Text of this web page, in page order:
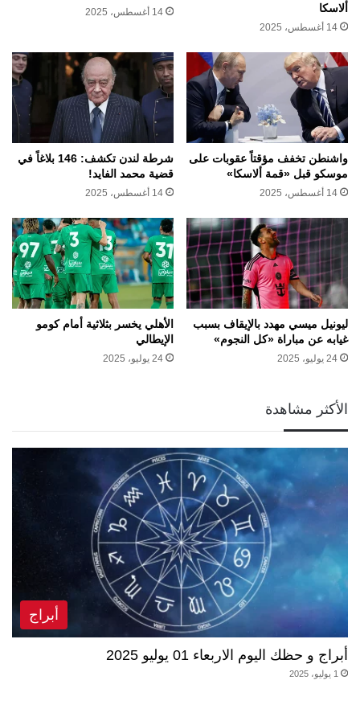
ألاسكا
14 أغسطس، 2025
14 أغسطس، 2025
واشنطن تخفف مؤقتاً عقوبات على
موسكو قبل «قمة ألاسكا»
14 أغسطس، 2025
شرطة لندن تكشف: 146 بلاغاً في
قضية محمد الفايد!
14 أغسطس، 2025
ليونيل ميسي مهدد بالإيقاف بسبب
غيابه عن مباراة «كل النجوم»
24 يوليو، 2025
الأهلي يخسر بثلاثية أمام كومو
الإيطالي
24 يوليو، 2025
الأكثر مشاهدة
أبراج
أبراج و حظك اليوم الاربعاء 01 يوليو 2025
1 يوليو، 2025